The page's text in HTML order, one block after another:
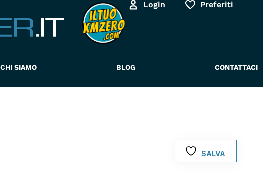
Login Preferiti
CHI SIAMO BLOG CONTATTACI
SALVA